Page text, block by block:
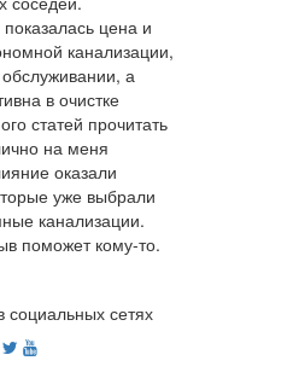
цена и
канализации,
а
в очистке
статей прочитать
на меня
оказали
уже выбрали
канализации.
поможет кому-то.
социальных сетях